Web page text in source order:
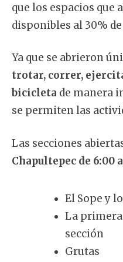
que los espacios que
disponibles al 30%
Ya que se abrieron
trotar, correr,
bicicleta de manera
se permiten las
Las secciones
Chapultepec de 6:00
El Sope y
La primera
sección
Grutas